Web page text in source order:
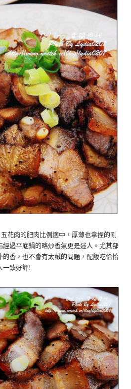
花肉的肥肉比例適中，厚薄也拿捏的剛
過平底鍋的略炒香氣更是迷人。尤其部
香，也不會有太鹹的問題，配飯吃恰恰
一致好評!